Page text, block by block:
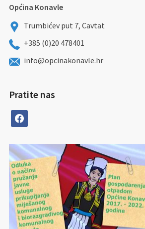
Općina Konavle
Trumbićev put 7, Cavtat
+385 (0)20 478401
info@opcinakonavle.hr
Pratite nas
facebook